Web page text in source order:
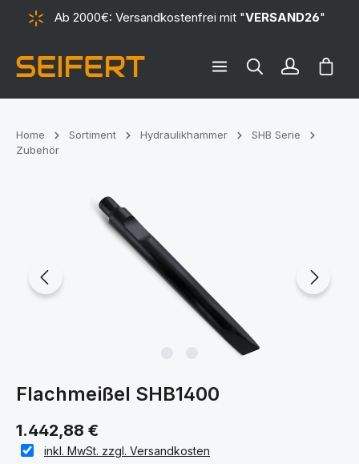
springenAb 2000€: Versandkostenfrei mit "VERSAND26"
Home Sortiment Hydraulikhammer
SHB Serie
Zubehör
Bildergalerie überspringen
Flachmeißel SHB1400
1.442,88 €
inkl. MwSt. zzgl. Versandkosten